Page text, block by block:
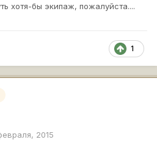
хотя-бы экипаж, пожалуйста....
1
2015